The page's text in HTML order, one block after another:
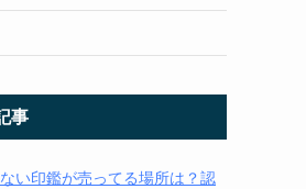
事
い印鑑が売ってる場所は？認